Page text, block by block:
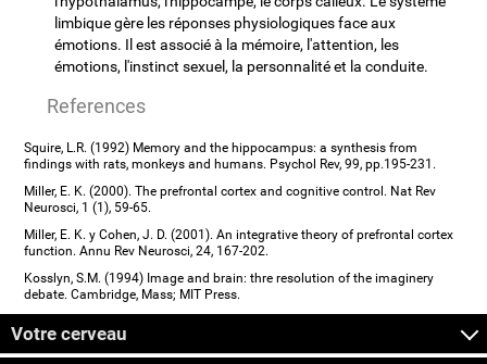
limbique gère les réponses physiologiques face aux
émotions. Il est associé à la mémoire, l'attention, les
émotions, l'instinct sexuel, la personnalité et la conduite.
References
Squire, L.R. (1992) Memory and the hippocampus: a synthesis from
findings with rats, monkeys and humans. Psychol Rev, 99, pp.195-231.
Miller, E. K. (2000). The prefrontal cortex and cognitive control. Nat Rev
Neurosci, 1 (1), 59-65.
Miller, E. K. y Cohen, J. D. (2001). An integrative theory of prefrontal cortex
function. Annu Rev Neurosci, 24, 167-202.
Kosslyn, S.M. (1994) Image and brain: thre resolution of the imaginery
debate. Cambridge, Mass; MIT Press.
Votre cerveau